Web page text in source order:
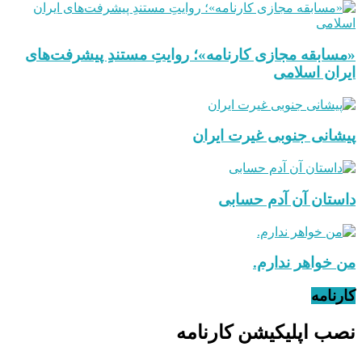
«مسابقه مجازی کارنامه»؛ روایتِ مستندِ پیشرفت‌های
ایران اسلامی
پیشانی جنوبی غیرت ایران
داستان آن آدم حسابی
من خواهر ندارم.
کارنامه
نصب اپلیکیشن کارنامه